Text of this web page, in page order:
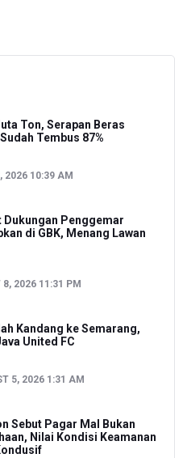
Ton, Serapan Beras
Tembus 87%
2026 10:39 AM
Dukungan Penggemar
di GBK, Menang Lawan
8, 2026 11:31 PM
Kandang ke Semarang,
United FC
5, 2026 1:31 AM
Sebut Pagar Mal Bukan
Nilai Kondisi Keamanan